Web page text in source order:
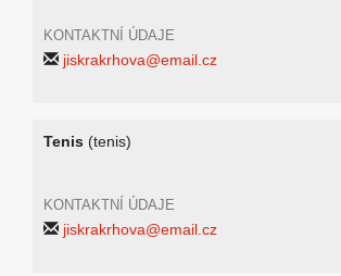
KONTAKTNÍ ÚDAJE
jiskrakrhova@email.cz
Tenis (tenis)
KONTAKTNÍ ÚDAJE
jiskrakrhova@email.cz